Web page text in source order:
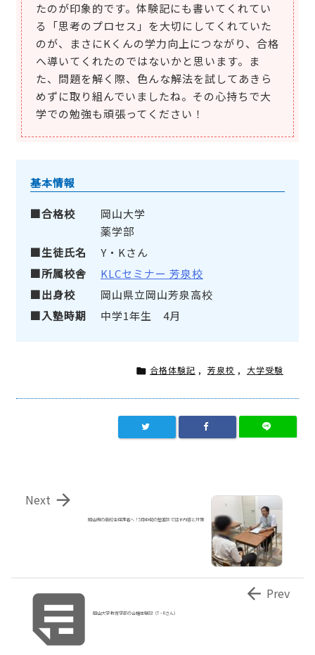
たのが印象的です。体験記にも書いてくれてい
る「思考のプロセス」を大切にしてくれていた
のが、まさにKくんの学力向上につながり、合格
へ導いてくれたのではないかと思います。ま
た、問題を解く際、色んな解法を試してあきら
めずに取り組んでいましたね。その心持ちで大
学での勉強も頑張ってください！
基本情報
合格校
岡山大学
薬学部
生徒氏名
Y・Kさん
所属校舎
KLCセミナー 芳泉校
出身校
岡山県立岡山芳泉高校
入塾時期
中学1年生 4月
 合格体験記 , 芳泉校 , 大学受験
岡山市の高校生保護者へ！5月中旬の塾面談で話す内容と対策

Next
岡山大学 教育学部の合格体験記（T・Rさん）
 Prev